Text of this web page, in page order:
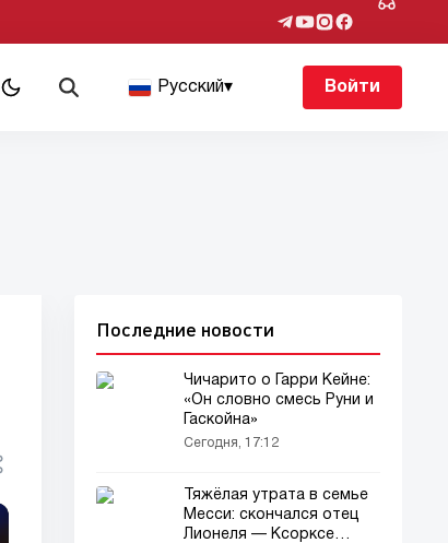
Русский▾ Войти
Последние новости
Чичарито о Гарри Кейне:
«Он словно смесь Руни и
Гаскойна»
Сегодня, 17:12
Тяжёлая утрата в семье
Месси: скончался отец
Лионеля — Ксорксе